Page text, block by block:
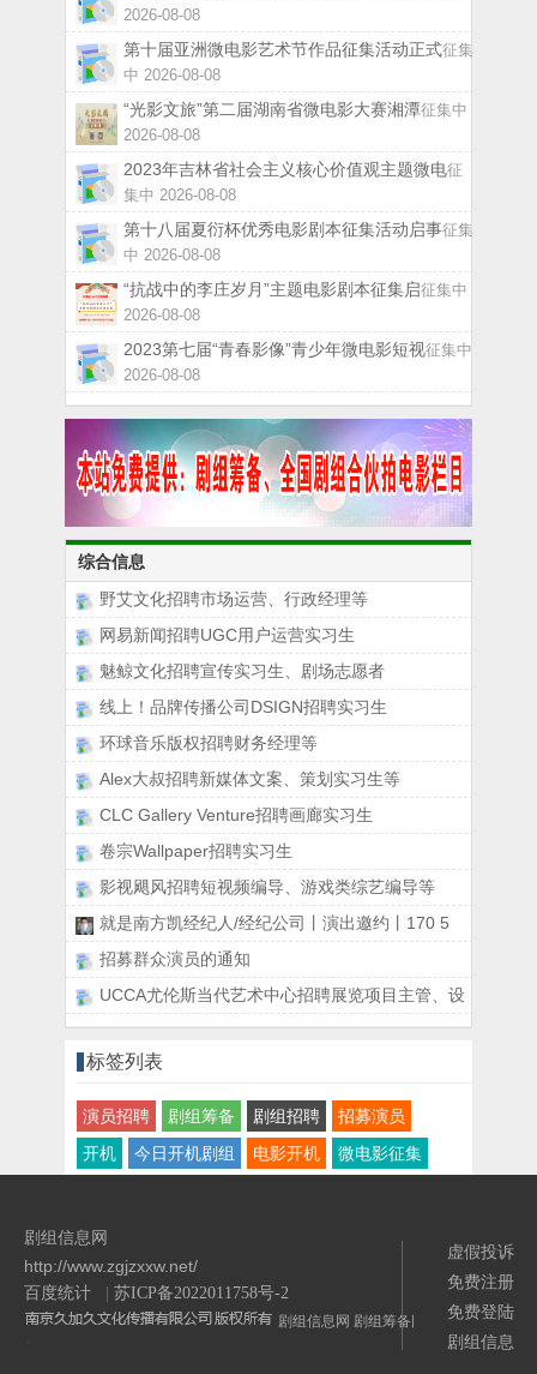
2026-08-08
第十届亚洲微电影艺术节作品征集活动正式征集
中 2026-08-08
“光影文旅”第二届湖南省微电影大赛湘潭征集中
2026-08-08
2023年吉林省社会主义核心价值观主题微电征
集中 2026-08-08
第十八届夏衍杯优秀电影剧本征集活动启事征集
中 2026-08-08
“抗战中的李庄岁月”主题电影剧本征集启征集中
2026-08-08
2023第七届“青春影像”青少年微电影短视征集中
2026-08-08
综合信息
野艾文化招聘市场运营、行政经理等
网易新闻招聘UGC用户运营实习生
魅鲸文化招聘宣传实习生、剧场志愿者
线上！品牌传播公司DSIGN招聘实习生
环球音乐版权招聘财务经理等
Alex大叔招聘新媒体文案、策划实习生等
CLC Gallery Venture招聘画廊实习生
卷宗Wallpaper招聘实习生
影视飓风招聘短视频编导、游戏类综艺编导等
就是南方凯经纪人/经纪公司丨演出邀约丨170 5
招募群众演员的通知
UCCA尤伦斯当代艺术中心招聘展览项目主管、设
标签列表
演员招聘 剧组筹备 剧组招聘
招募演员
开机
今日开机剧组 电影开机 微电影征集
剧组信息网
http://www.zgjzxxw.net/
百度统计 苏ICP备2022011758号-2
剧组信息网 剧组筹备网
/>
虚假投诉
免费注册
免费登陆
剧组信息